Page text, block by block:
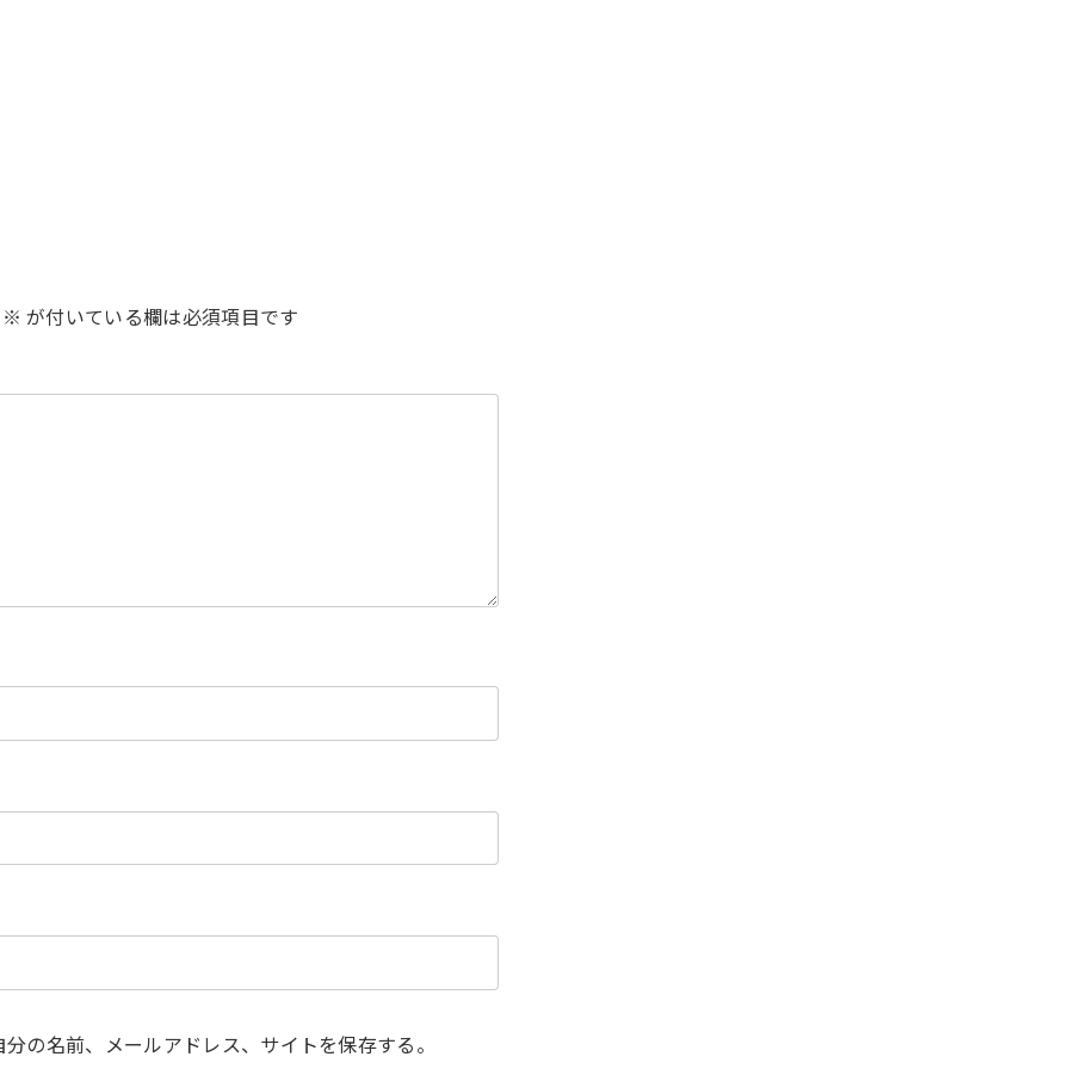
※ が付いている欄は必須項目です
の名前、メールアドレス、サイトを保存する。